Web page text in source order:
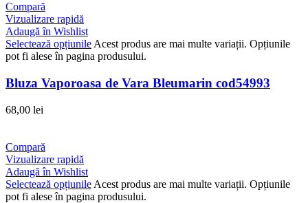
Compară
Vizualizare rapidă
Adaugă în Wishlist
Selectează opțiunile Acest produs are mai multe variații. Opțiunile
pot fi alese în pagina produsului.
Bluza Vaporoasa de Vara Bleumarin cod54993
68,00 lei
Compară
Vizualizare rapidă
Adaugă în Wishlist
Selectează opțiunile Acest produs are mai multe variații. Opțiunile
pot fi alese în pagina produsului.